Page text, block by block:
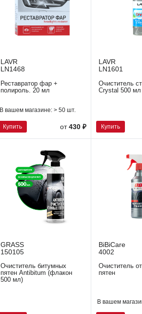
LAVR
LN1468
Реставратор фар +
полироль. 20 мл
В вашем магазине: > 50 шт.
Купить от 430 ₽
LAVR
LN1601
Очиститель
Crystal 500 мл
Купить
GRASS
150105
Очиститель битумных
пятен Antibitum (флакон
500 мл)
BiBiCare
4002
Очиститель
пятен
В вашем